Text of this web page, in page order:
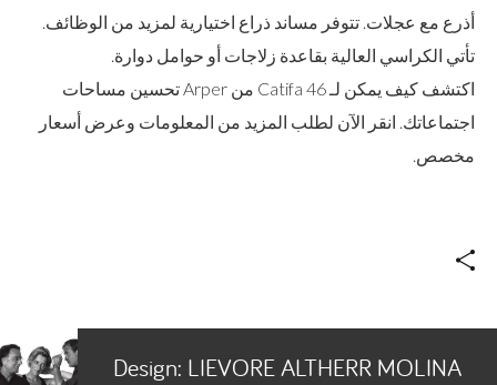
أذرع مع عجلات. تتوفر مساند ذراع اختيارية لمزيد من الوظائف.
تأتي الكراسي العالية بقاعدة زلاجات أو حوامل دوارة.
اكتشف كيف يمكن لـ Catifa 46 من Arper تحسين مساحات
اجتماعاتك. انقر الآن لطلب المزيد من المعلومات وعرض أسعار
مخصص.
Design: LIEVORE ALTHERR MOLINA